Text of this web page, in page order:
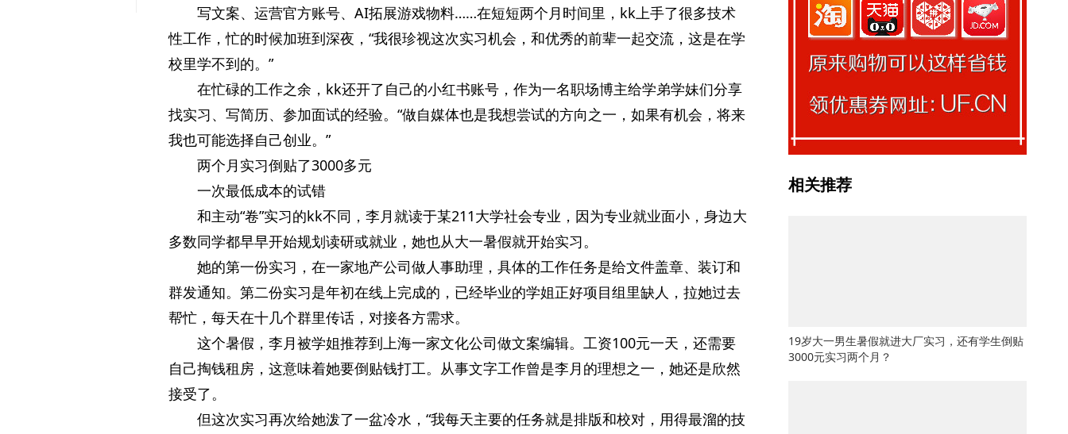
写文案、运营官方账号、AI拓展游戏物料……在短短两个月时间里，kk上手了很多技术
性工作，忙的时候加班到深夜，“我很珍视这次实习机会，和优秀的前辈一起交流，这是在学
校里学不到的。”
在忙碌的工作之余，kk还开了自己的小红书账号，作为一名职场博主给学弟学妹们分享
找实习、写简历、参加面试的经验。“做自媒体也是我想尝试的方向之一，如果有机会，将来
我也可能选择自己创业。”
两个月实习倒贴了3000多元
一次最低成本的试错
和主动“卷”实习的kk不同，李月就读于某211大学社会专业，因为专业就业面小，身边大
多数同学都早早开始规划读研或就业，她也从大一暑假就开始实习。
她的第一份实习，在一家地产公司做人事助理，具体的工作任务是给文件盖章、装订和
群发通知。第二份实习是年初在线上完成的，已经毕业的学姐正好项目组里缺人，拉她过去
帮忙，每天在十几个群里传话，对接各方需求。
这个暑假，李月被学姐推荐到上海一家文化公司做文案编辑。工资100元一天，还需要
自己掏钱租房，这意味着她要倒贴钱打工。从事文字工作曾是李月的理想之一，她还是欣然
接受了。
但这次实习再次给她泼了一盆冷水，“我每天主要的任务就是排版和校对，用得最溜的技
相关推荐
19岁大一男生暑假就进大厂实习，还有学生倒贴
3000元实习两个月？